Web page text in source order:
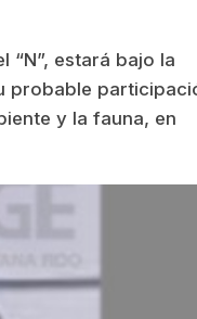
“N”, estará bajo la
probable
y la fauna, en